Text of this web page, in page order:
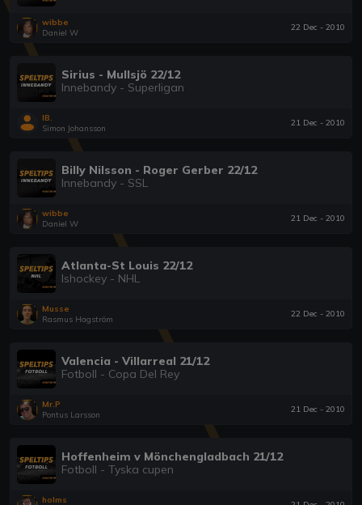
wibbe
Daniel W
22 Dec - 2010
Sirius - Mullsjö 22/12
Innebandy - Superligan
IB.
Simon Johansson
21 Dec - 2010
Billy Nilsson - Roger Gerber 22/12
Innebandy - SSL
wibbe
Daniel W
21 Dec - 2010
Atlanta-St Louis 22/12
Ishockey - NHL
Musse
Rasmus Hagström
22 Dec - 2010
Valencia - Villarreal 21/12
Fotboll - Copa Del Rey
Mr.P
Pontus Larsson
21 Dec - 2010
Hoffenheim v Mönchengladbach 21/12
Fotboll - Tyska cupen
holms